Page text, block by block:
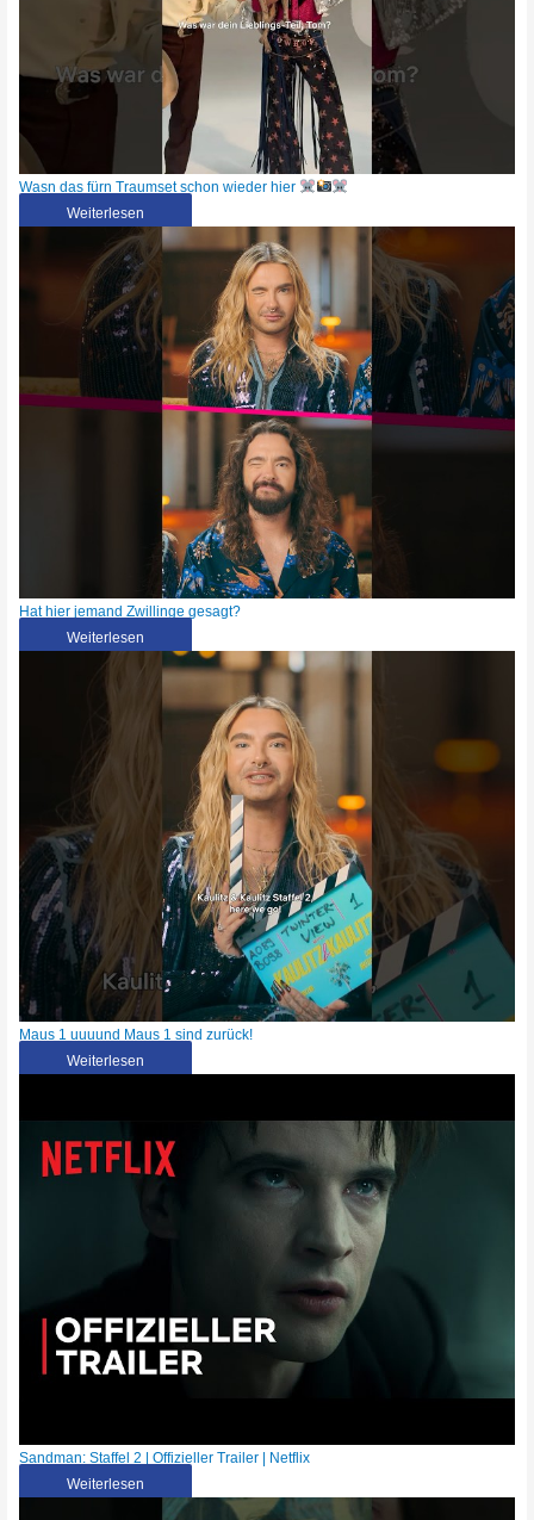
Wasn das fürn Traumset schon wieder hier
Weiterlesen
Hat hier jemand Zwillinge gesagt?
Weiterlesen
Maus 1 uuuund Maus 1 sind zurück!
Weiterlesen
Sandman: Staffel 2 | Offizieller Trailer | Netflix
Weiterlesen